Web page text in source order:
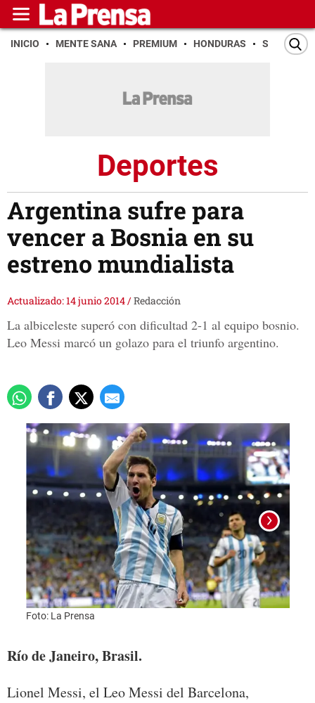
INICIO MENTE SANA PREMIUM HONDURAS SAN PEDRO
Deportes
Argentina sufre para
vencer a Bosnia en su
estreno mundialista
Actualizado: 14 junio 2014/Redacción
La albiceleste superó con dificultad 2-1 al equipo bosnio.
Leo Messi marcó un golazo para el triunfo argentino.
Foto: La Prensa
Río de Janeiro, Brasil.
Lionel Messi, el Leo Messi del Barcelona,